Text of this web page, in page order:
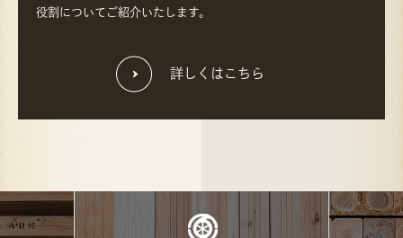
役割についてご紹介いたします。
詳しくはこちら